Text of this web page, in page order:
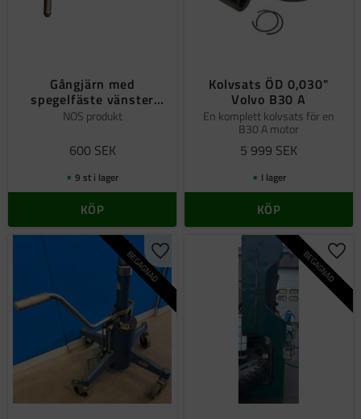
Gångjärn med
spegelfäste vänster
NOS
NOS produkt
600 SEK
9 st i lager
KÖP
Kolvsats ÖD 0,030"
Volvo B30 A
En komplett kolvsats för en
B30 A motor
5 999 SEK
I lager
KÖP
BEGAGNADLägg till i favoriter BEGAGNAD